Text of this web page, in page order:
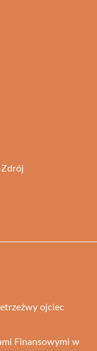
ojciec
Finansowymi w